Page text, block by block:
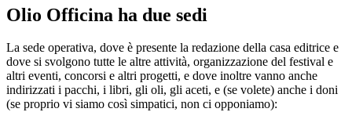
Olio Officina ha due sedi
La sede operativa, dove è presente la redazione della casa editrice e
dove si svolgono tutte le altre attività, organizzazione del festival e
altri eventi, concorsi e altri progetti, e dove inoltre vanno anche
indirizzati i pacchi, i libri, gli oli, gli aceti, e (se volete) anche i doni
(se proprio vi siamo così simpatici, non ci opponiamo):